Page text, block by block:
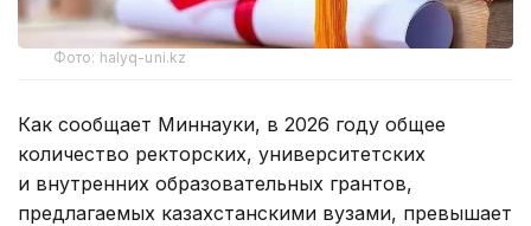
Фото: halyq-uni.kz
Как сообщает Миннауки, в 2026 году общее
количество ректорских, университетских
и внутренних образовательных грантов,
предлагаемых казахстанскими вузами, превышает